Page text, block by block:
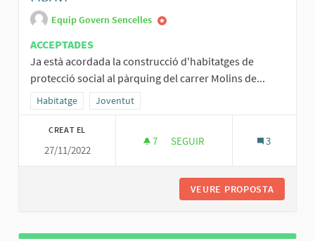
Equip Govern Sencelles
ACCEPTADES
Ja està acordada la construcció d'habitatges de
protecció social al pàrquing del carrer Molins de...
Resultats al filtrar per la categoria: Habitatge
Habitatge Resultats al filtrar per l'àmbit: Joventut
Joventut
CREAT EL
27/11/2022
7 7 SEGUIDORES
SEGUIR 3
VEURE PROPOSTA